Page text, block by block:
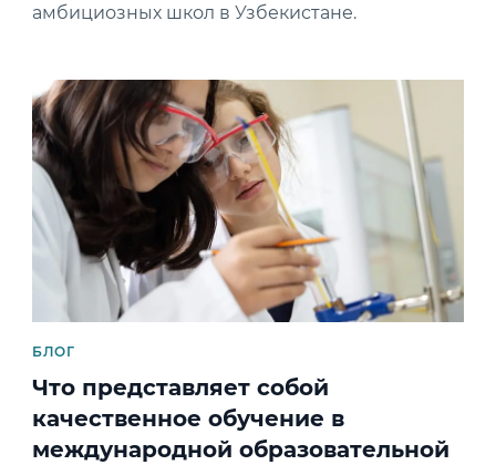
амбициозных школ в Узбекистане.
News image
БЛОГ
Что представляет собой
качественное обучение в
международной образовательной